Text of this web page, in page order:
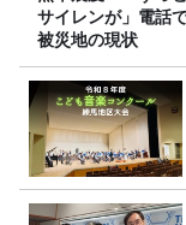
サイレンが」電話
被災地の現状